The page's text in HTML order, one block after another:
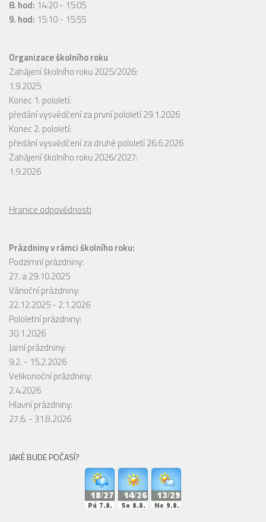
8. hod: 14:20 - 15:05
9. hod: 15:10 - 15:55
Organizace školního roku
Zahájení školního roku 2025/2026:
1.9.2025
Konec 1. pololetí:
předání vysvědčení za první pololetí 29.1.2026
Konec 2. pololetí:
předání vysvědčení za druhé pololetí 26.6.2026
Zahájení školního roku 2026/2027:
1.9.2026
Hranice odpovědnosti
Prázdniny v rámci školního roku:
Podzimní prázdniny:
27. a 29.10.2025
Vánoční prázdniny:
22.12.2025 - 2.1.2026
Pololetní prázdniny:
30.1.2026
Jarní prázdniny:
9.2. - 15.2.2026
Velikonoční prázdniny:
2.4.2026
Hlavní prázdniny:
27.6. - 31.8.2026
JAKÉ BUDE POČASÍ?